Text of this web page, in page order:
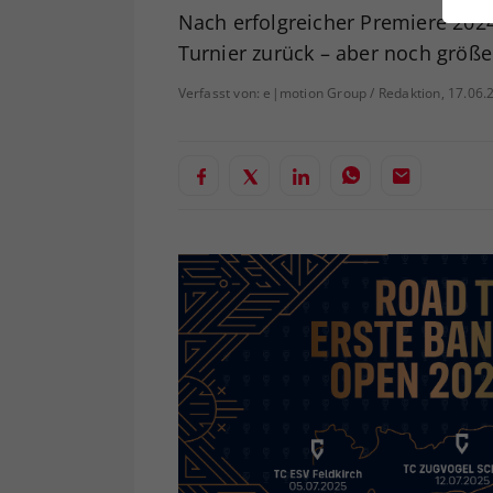
Nach erfolgreicher Premiere
Turnier zurück – aber noch
Verfasst von: e|motion Group / Redaktion,